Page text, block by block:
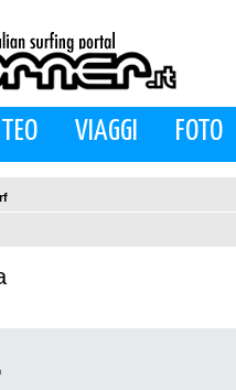
VIAGGI FOTO